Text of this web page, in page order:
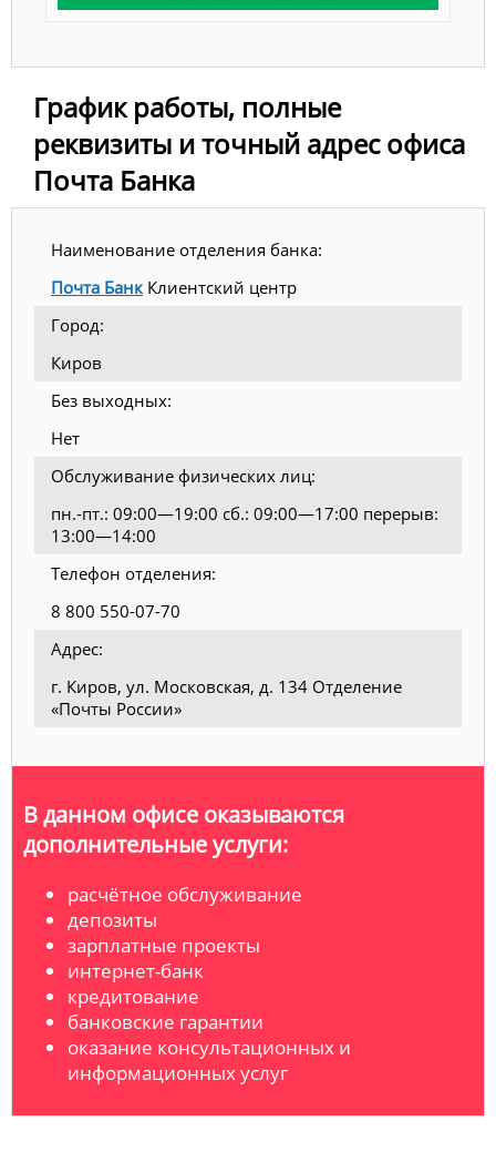
График работы, полные
реквизиты и точный адрес офиса
Почта Банка
Наименование отделения банка:
Почта БанкКлиентский центр
Город:
Киров
Без выходных:
Нет
Обслуживание физических лиц:
пн.-пт.: 09:00—19:00 сб.: 09:00—17:00 перерыв:
13:00—14:00
Телефон отделения:
8 800 550-07-70
Адрес:
г. Киров, ул. Московская, д. 134 Отделение
«Почты России»
В данном офисе оказываются
дополнительные услуги:
расчётное обслуживание
депозиты
зарплатные проекты
интернет-банк
кредитование
банковские гарантии
оказание консультационных и
информационных услуг